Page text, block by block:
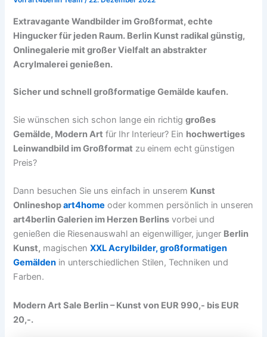
Extravagante Wandbilder im Großformat, echte
Hingucker für jeden Raum. Berlin Kunst radikal günstig,
Onlinegalerie mit großer Vielfalt an abstrakter
Acrylmalerei genießen.
Sicher und schnell großformatige Gemälde kaufen.
Sie wünschen sich schon lange ein richtiggroßes
Gemälde, Modern Art für Ihr Interieur? Ein hochwertiges
Leinwandbild im Großformat zu einem echt günstigen
Preis?
Dann besuchen Sie uns einfach in unserem Kunst
Onlineshopart4home oder kommen persönlich in unseren
art4berlin Galerien im Herzen Berlins vorbei und
genießen die Riesenauswahl an eigenwilliger, junger Berlin
Kunst, magischenXXL Acrylbilder, großformatigen
Gemälden in unterschiedlichen Stilen, Techniken und
Farben.
Modern Art Sale Berlin – Kunst von EUR 990,- bis EUR
20,-.